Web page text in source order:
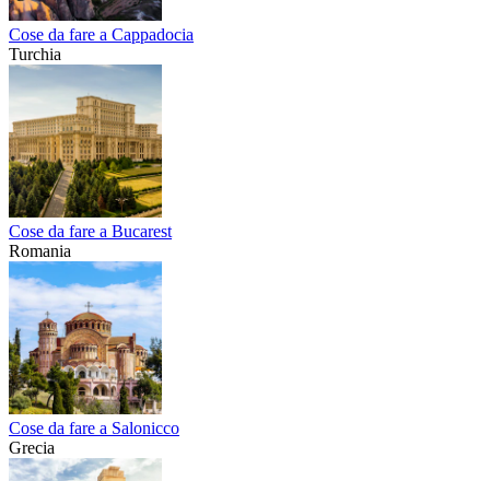
Cose da fare a Cappadocia
Turchia
Cose da fare a Bucarest
Romania
Cose da fare a Salonicco
Grecia